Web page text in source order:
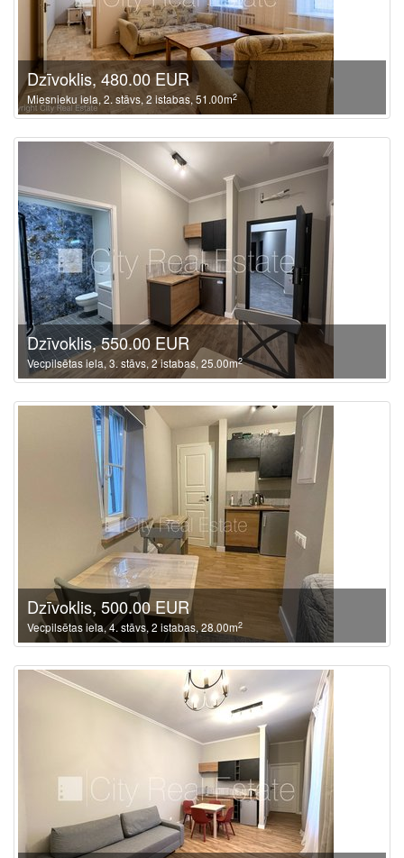
Dzīvoklis, 480.00 EUR
Miesnieku iela, 2. stāvs, 2 istabas, 51.00m2
Dzīvoklis, 550.00 EUR
Vecpilsētas iela, 3. stāvs, 2 istabas, 25.00m2
Dzīvoklis, 500.00 EUR
Vecpilsētas iela, 4. stāvs, 2 istabas, 28.00m2